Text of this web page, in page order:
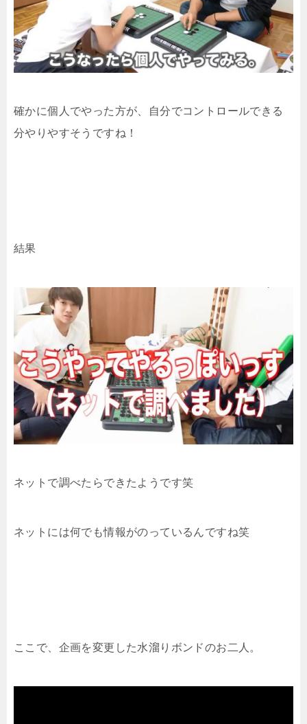
確かに個人でやった方が、自分でコントロールできる
分やりやすそうですね！
結果
ネットで調べたらできたようです笑
ネットには何でも情報がのっているんですね笑
ここで、企画を変更した水溜りボンドのお二人。